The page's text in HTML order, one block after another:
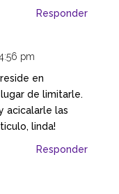
Responder
pm
en
de limitarle.
acicalarle las
linda!
Responder